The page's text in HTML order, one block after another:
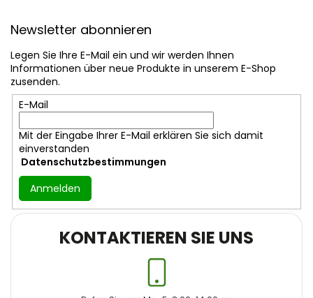
Newsletter abonnieren
Legen Sie Ihre E-Mail ein und wir werden Ihnen
Informationen über neue Produkte in unserem E-Shop
zusenden.
E-Mail
Mit der Eingabe Ihrer E-Mail erklären Sie sich damit
einverstanden
Datenschutzbestimmungen
Anmelden
KONTAKTIEREN SIE UNS